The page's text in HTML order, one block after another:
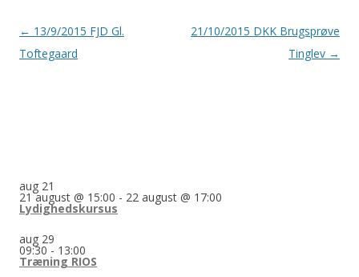
Indlægsnavigation
← 13/9/2015 FJD Gl.
Toftegaard
21/10/2015 DKK Brugsprøve
Tinglev →
aug 21
21 august @ 15:00 - 22 august @ 17:00
Lydighedskursus
aug 29
09:30 - 13:00
Træning RIOS